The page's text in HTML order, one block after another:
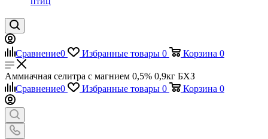
Сравнение0 Избранные товары 0 Корзина 0
Аммиачная селитра с магнием 0,5% 0,9кг БХЗ
Сравнение0 Избранные товары 0 Корзина 0